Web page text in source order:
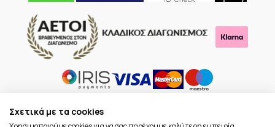
Σχετικά με τα cookies